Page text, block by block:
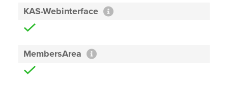
KAS-Webinterface
MembersArea